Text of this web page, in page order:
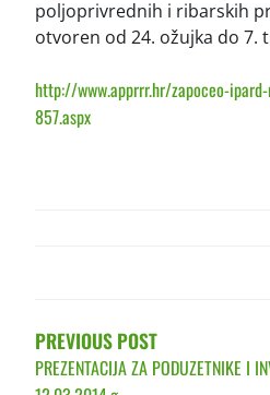
poljoprivrednih i ribarskih
otvoren od 24. ožujka do 7.
http://www.apprrr.hr/zapoceo-
857.aspx
PREVIOUS POST
PREZENTACIJA ZA PODUZETNIKE I